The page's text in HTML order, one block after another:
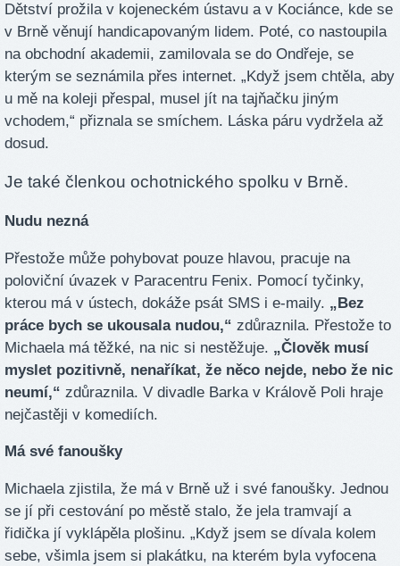
Dětství prožila v kojeneckém ústavu a v Kociánce, kde se
v Brně věnují handicapovaným lidem. Poté, co nastoupila
na obchodní akademii, zamilovala se do Ondřeje, se
kterým se seznámila přes internet. „Když jsem chtěla, aby
u mě na koleji přespal, musel jít na tajňačku jiným
vchodem,“ přiznala se smíchem. Láska páru vydržela až
dosud.
Je také členkou ochotnického spolku v Brně.
Nudu nezná
Přestože může pohybovat pouze hlavou, pracuje na
poloviční úvazek v Paracentru Fenix. Pomocí tyčinky,
kterou má v ústech, dokáže psát SMS i e-maily. „Bez
práce bych se ukousala nudou,“ zdůraznila. Přestože to
Michaela má těžké, na nic si nestěžuje. „Člověk musí
myslet pozitivně, nenaříkat, že něco nejde, nebo že nic
neumí,“ zdůraznila. V divadle Barka v Králově Poli hraje
nejčastěji v komediích.
Má své fanoušky
Michaela zjistila, že má v Brně už i své fanoušky. Jednou
se jí při cestování po městě stalo, že jela tramvají a
řidička jí vyklápěla plošinu. „Když jsem se dívala kolem
sebe, všimla jsem si plakátku, na kterém byla vyfocena